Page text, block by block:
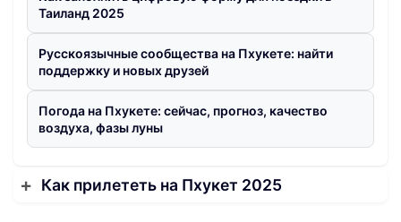
Таиланд 2025
Русскоязычные сообщества на Пхукете: найти
поддержку и новых друзей
Погода на Пхукете: сейчас, прогноз, качество
воздуха, фазы луны
Как прилететь на Пхукет 2025